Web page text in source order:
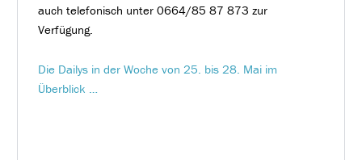
auch telefonisch unter 0664/85 87 873 zur
Verfügung.
Die Dailys in der Woche von 25. bis 28. Mai im
Überblick …